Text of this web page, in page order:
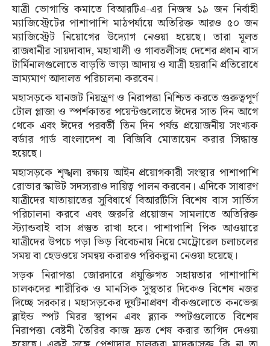
যাত্রী ভোগান্তি কমাতে বিআরটিএ-এর নিজস্ব ১৯ জন নির্বাহী
ম্যাজিস্ট্রেটের পাশাপাশি মাঠপর্যায়ে অতিরিক্ত আরও ৫০ জন
ম্যাজিস্ট্রেট নিয়োগের উদ্যোগ নেওয়া হয়েছে। তারা মূলত
রাজধানীর সায়দাবাদ, মহাখালী ও গাবতলীসহ দেশের প্রধান বাস
টার্মিনালগুলোতে বাড়তি ভাড়া আদায় ও যাত্রী হয়রানি প্রতিরোধে
ভ্রাম্যমাণ আদালত পরিচালনা করবেন।
মহাসড়কে যানজট নিয়ন্ত্রণ ও নিরাপত্তা নিশ্চিত করতে গুরুত্বপূর্ণ
টোল প্লাজা ও স্পর্শকাতর পয়েন্টগুলোতে ঈদের সাত দিন আগে
থেকে এবং ঈদের পরবর্তী তিন দিন পর্যন্ত প্রয়োজনীয় সংখ্যক
বর্ডার গার্ড বাংলাদেশ বা বিজিবি মোতায়েন করার সিদ্ধান্ত
হয়েছে।
মহাসড়কে শৃঙ্খলা রক্ষায় আইন প্রয়োগকারী সংস্থার পাশাপাশি
রোভার স্কাউট সদস্যরাও দায়িত্ব পালন করবেন। এদিকে সাধারণ
যাত্রীদের যাতায়াতের সুবিধার্থে বিআরটিসি বিশেষ বাস সার্ভিস
পরিচালনা করবে এবং জরুরি প্রয়োজন সামলাতে অতিরিক্ত
স্ট্যান্ডবাই বাস প্রস্তুত রাখা হবে। পাশাপাশি পিক আওয়ারে
যাত্রীদের উপচে পড়া ভিড় বিবেচনায় নিয়ে মেট্রোরেল চলাচলের
সময় বা হেডওয়ে সমন্বয় করারও পরিকল্পনা নেওয়া হয়েছে।
সড়ক নিরাপত্তা জোরদারে প্রযুক্তিগত সহায়তার পাশাপাশি
চালকদের শারীরিক ও মানসিক সুস্থতার দিকেও বিশেষ নজর
দিচ্ছে সরকার। মহাসড়কের দুর্ঘটনাপ্রবণ বাঁকগুলোতে কনভেক্স
ব্লাইন্ড স্পট মিরর স্থাপন এবং ব্ল্যাক স্পটগুলোতে বিশেষ
নিরাপত্তা বেষ্টনী তৈরির কাজ দ্রুত শেষ করার তাগিদ দেওয়া